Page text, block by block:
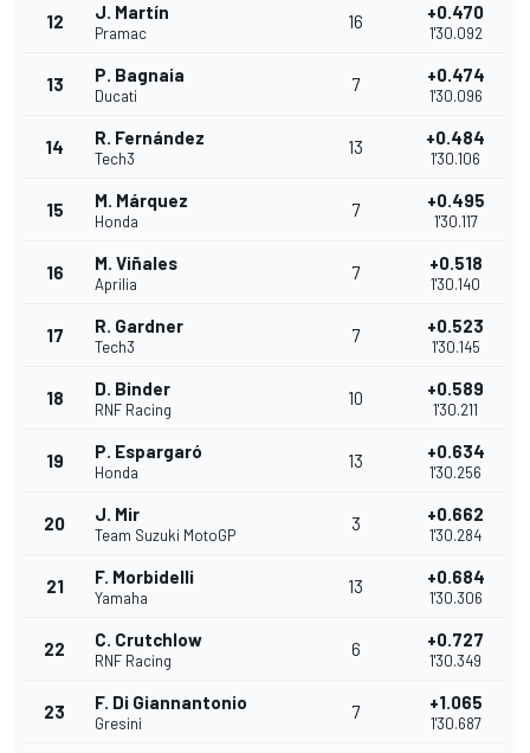
12 J. Martín
Pramac
16 +0.470
1'30.092
13 P. Bagnaia
Ducati
7 +0.474
1'30.096
14 R. Fernández
Tech3
13 +0.484
1'30.106
15 M. Márquez
Honda
7 +0.495
1'30.117
16 M. Viñales
Aprilia
7 +0.518
1'30.140
17 R. Gardner
Tech3
7 +0.523
1'30.145
18 D. Binder
RNF Racing
10 +0.589
1'30.211
19 P. Espargaró
Honda
13 +0.634
1'30.256
20 J. Mir
Team Suzuki MotoGP
3 +0.662
1'30.284
21 F. Morbidelli
Yamaha
13 +0.684
1'30.306
22 C. Crutchlow
RNF Racing
6 +0.727
1'30.349
23 F. Di Giannantonio
Gresini
7 +1.065
1'30.687